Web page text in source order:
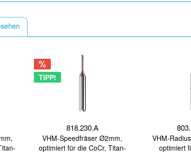
TIPP!
818.230.A
VHM-Speedfräser Ø2mm,
optimiert für die CoCr, Titan-
VHM-
optimiert